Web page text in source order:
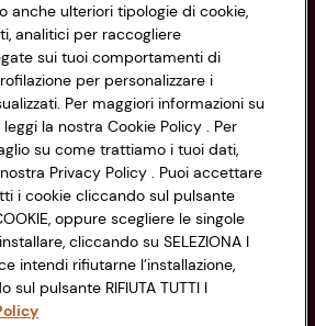
BOLOGNA
Imprese
Servizio clienti
anche ulteriori tipologie di cookie,
analitici per raccogliere
sui tuoi comportamenti di
per personalizzare i
Per maggiori informazioni su
la nostra Cookie Policy . Per
su come trattiamo i tuoi dati,
Privacy Policy . Puoi accettare
i cookie cliccando sul pulsante
oppure scegliere le singole
cliccando su SELEZIONA I
intendi rifiutarne l’installazione,
sul pulsante RIFIUTA TUTTI I